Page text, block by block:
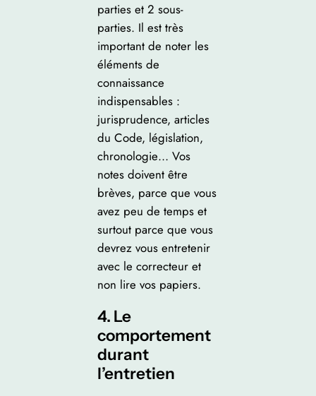
parties et 2 sous-
parties. Il est très
important de noter les
éléments de
connaissance
indispensables :
jurisprudence, articles
du Code, législation,
chronologie… Vos
notes doivent être
brèves, parce que vous
avez peu de temps et
surtout parce que vous
devrez vous entretenir
avec le correcteur et
non lire vos papiers.
4. Le
comportement
durant
l’entretien